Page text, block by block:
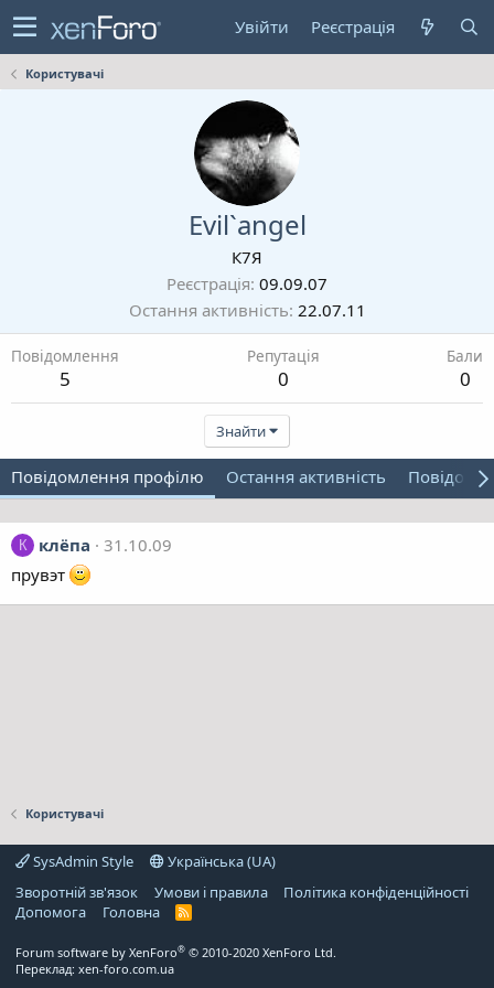
Увійти Реєстрація
Користувачі
Evil`angel
К7Я
Реєстрація 09.09.07
Остання активність 22.07.11
Повідомлення
5
Репутація
0
Бали
0
Знайти
Повідомлення профілю Остання активність
К клёпа
31.10.09
прувэт
Користувачі
SysAdmin Style
Українська (UA)
Зворотній зв'язок
Умови і правила
Політика конфіденційності
Дoпoмoга
Головна
R
Forum software by XenForo® © 2010-2020 XenForo Ltd.
Переклад: xen-foro.com.ua